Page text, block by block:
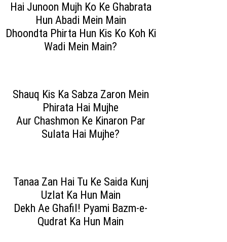
Hai Junoon Mujh Ko Ke Ghabrata
Hun Abadi Mein Main
Dhoondta Phirta Hun Kis Ko Koh Ki
Wadi Mein Main?
Shauq Kis Ka Sabza Zaron Mein
Phirata Hai Mujhe
Aur Chashmon Ke Kinaron Par
Sulata Hai Mujhe?
Tanaa Zan Hai Tu Ke Saida Kunj
Uzlat Ka Hun Main
Dekh Ae Ghafil! Pyami Bazm-e-
Qudrat Ka Hun Main